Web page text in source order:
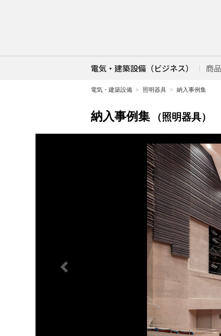
電気・建築設備（ビジネス） 商
電気・建築設備 照明器具 納入事例集
納入事例集 （照明器具）